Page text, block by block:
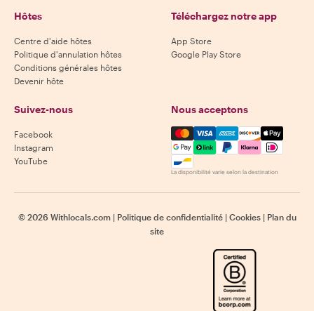
Hôtes
Centre d'aide hôtes
Politique d'annulation hôtes
Conditions générales hôtes
Devenir hôte
Téléchargez notre app
App Store
Google Play Store
Suivez-nous
Facebook
Instagram
YouTube
Nous acceptons
Mastercard, Visa, Amex,
La disponibilité varie selon la destination
© 2026 Withlocals.com | Politique de confidentialité | Cookies | Plan du
site